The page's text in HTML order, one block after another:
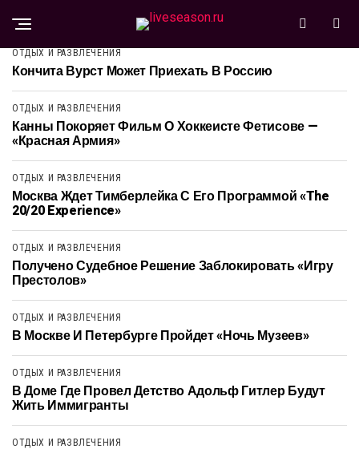
ОТДЫХ И РАЗВЛЕЧЕНИЯ
Кончита Вурст Может Приехать В Россию
ОТДЫХ И РАЗВЛЕЧЕНИЯ
Канны Покоряет Фильм О Хоккеисте Фетисове —
«Красная Армия»
ОТДЫХ И РАЗВЛЕЧЕНИЯ
Москва Ждет Тимберлейка С Его Программой «The
20/20 Experience»
ОТДЫХ И РАЗВЛЕЧЕНИЯ
Получено Судебное Решение Заблокировать «Игру
Престолов»
ОТДЫХ И РАЗВЛЕЧЕНИЯ
В Москве И Петербурге Пройдет «Ночь Музеев»
ОТДЫХ И РАЗВЛЕЧЕНИЯ
В Доме Где Провел Детство Адольф Гитлер Будут
Жить Иммигранты
ОТДЫХ И РАЗВЛЕЧЕНИЯ